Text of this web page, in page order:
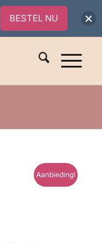
Aanbieding!
BESTEL NU